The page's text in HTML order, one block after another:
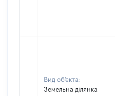
Вид об'єкта:
Земельна ділянка